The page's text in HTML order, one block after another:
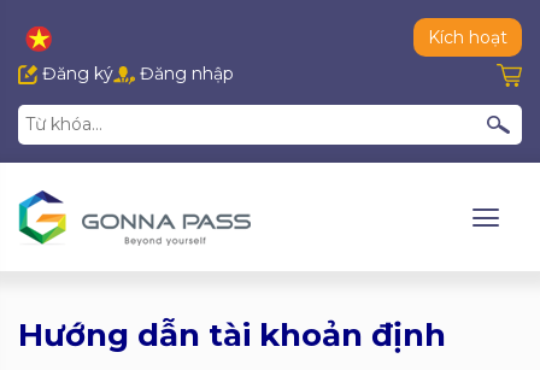
Kích hoạt
Đăng ký
Đăng nhập
Hướng dẫn tài khoản định